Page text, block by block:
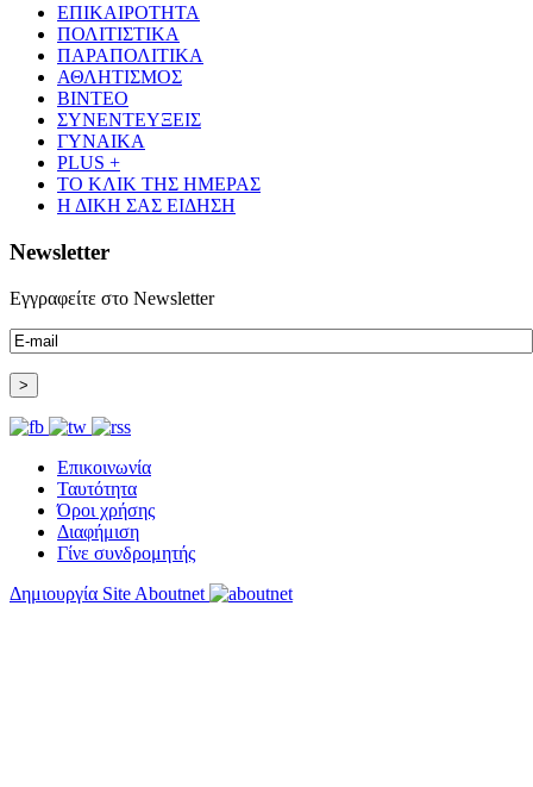
ΕΠΙΚΑΙΡΟΤΗΤΑ
ΠΟΛΙΤΙΣΤΙΚΑ
ΠΑΡΑΠΟΛΙΤΙΚΑ
ΑΘΛΗΤΙΣΜΟΣ
ΒΙΝΤΕΟ
ΣΥΝΕΝΤΕΥΞΕΙΣ
ΓΥΝΑΙΚΑ
PLUS +
ΤΟ ΚΛΙΚ ΤΗΣ ΗΜΕΡΑΣ
Η ΔΙΚΗ ΣΑΣ ΕΙΔΗΣΗ
Newsletter
Εγγραφείτε στο Newsletter
Επικοινωνία
Ταυτότητα
Όροι χρήσης
Διαφήμιση
Γίνε συνδρομητής
Δημιουργία Site Aboutnet